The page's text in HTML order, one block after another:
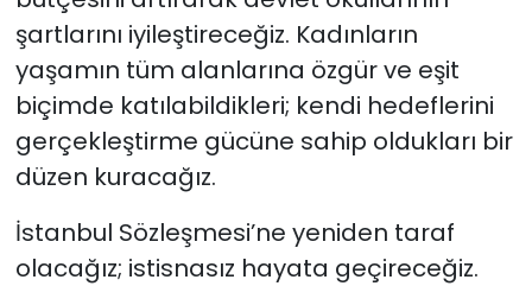
şartlarını iyileştireceğiz. Kadınların
yaşamın tüm alanlarına özgür ve eşit
biçimde katılabildikleri; kendi hedeflerini
gerçekleştirme gücüne sahip oldukları bir
düzen kuracağız.
İstanbul Sözleşmesi’ne yeniden taraf
olacağız; istisnasız hayata geçireceğiz.